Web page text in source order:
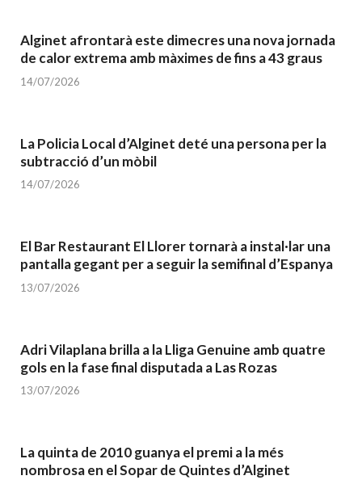
Alginet afrontarà este dimecres una nova jornada
de calor extrema amb màximes de fins a 43 graus
14/07/2026
La Policia Local d’Alginet deté una persona per la
subtracció d’un mòbil
14/07/2026
El Bar Restaurant El Llorer tornarà a instal·lar una
pantalla gegant per a seguir la semifinal d’Espanya
13/07/2026
Adri Vilaplana brilla a la Lliga Genuine amb quatre
gols en la fase final disputada a Las Rozas
13/07/2026
La quinta de 2010 guanya el premi a la més
nombrosa en el Sopar de Quintes d’Alginet